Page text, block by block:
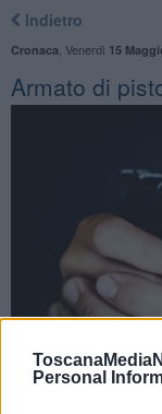
Personal
Indietro
Cronaca Venerdì 15
Armato di
L'uomo avrebbe
sarebbe fatto